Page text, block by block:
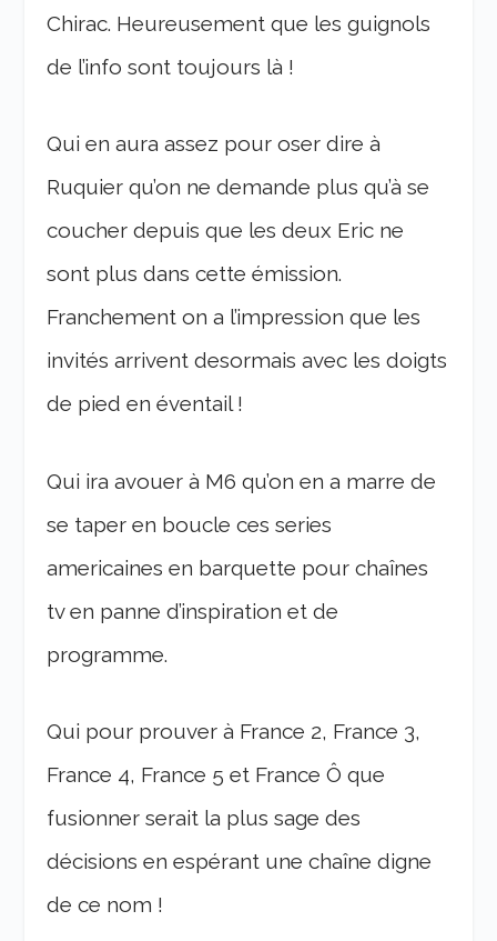
Chirac. Heureusement que les guignols
de l’info sont toujours là !
Qui en aura assez pour oser dire à
Ruquier qu’on ne demande plus qu’à se
coucher depuis que les deux Eric ne
sont plus dans cette émission.
Franchement on a l’impression que les
invités arrivent desormais avec les doigts
de pied en éventail !
Qui ira avouer à M6 qu’on en a marre de
se taper en boucle ces series
americaines en barquette pour chaînes
tv en panne d’inspiration et de
programme.
Qui pour prouver à France 2, France 3,
France 4, France 5 et France Ô que
fusionner serait la plus sage des
décisions en espérant une chaîne digne
de ce nom !